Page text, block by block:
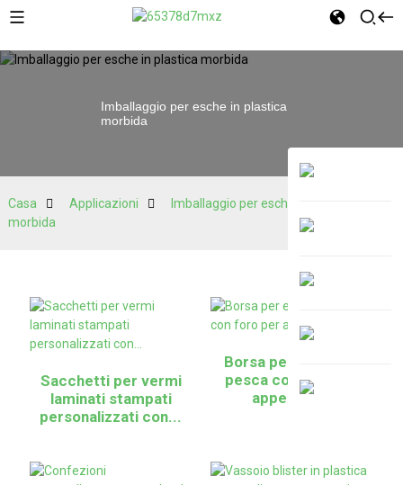
Imballaggio per esche in plastica
morbida
Casa Applicazioni
Imballaggio per esche in plastica
morbida
Sacchetti per vermi
laminati stampati
personalizzati con...
Borsa per esche da
pesca con foro per
appenderle